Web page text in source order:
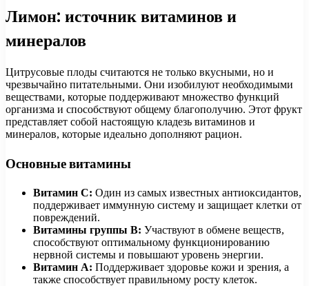
Лимон: источник витаминов и
минералов
Цитрусовые плоды считаются не только вкусными, но и
чрезвычайно питательными. Они изобилуют необходимыми
веществами, которые поддерживают множество функций
организма и способствуют общему благополучию. Этот фрукт
представляет собой настоящую кладезь витаминов и
минералов, которые идеально дополняют рацион.
Основные витамины
Витамин C: Один из самых известных антиоксидантов,
поддерживает иммунную систему и защищает клетки от
повреждений.
Витамины группы B: Участвуют в обмене веществ,
способствуют оптимальному функционированию
нервной системы и повышают уровень энергии.
Витамин A: Поддерживает здоровье кожи и зрения, а
также способствует правильному росту клеток.